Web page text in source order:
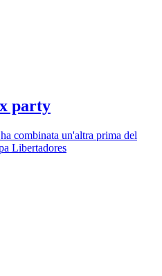
party
combinata un'altra prima del
Libertadores